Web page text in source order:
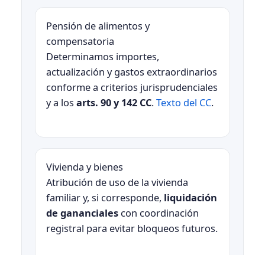
Pensión de alimentos y
compensatoria
Determinamos importes,
actualización y gastos extraordinarios
conforme a criterios jurisprudenciales
y a los arts. 90 y 142 CC.Texto del CC.
Vivienda y bienes
Atribución de uso de la vivienda
familiar y, si corresponde, liquidación
de gananciales con coordinación
registral para evitar bloqueos futuros.